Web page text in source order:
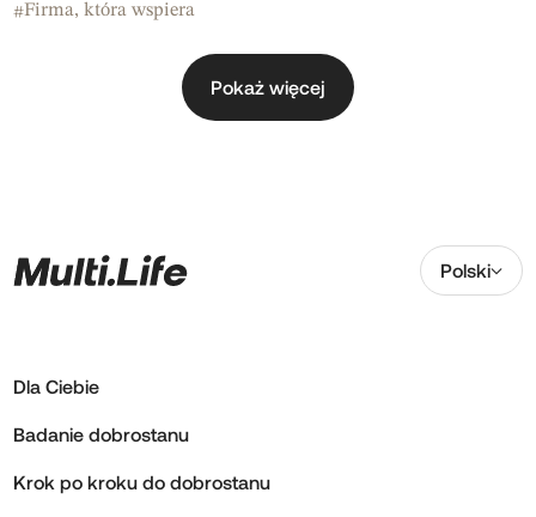
#Firma, która wspiera
Pokaż więcej
Polski
Dla Ciebie
Badanie dobrostanu
Krok po kroku do dobrostanu